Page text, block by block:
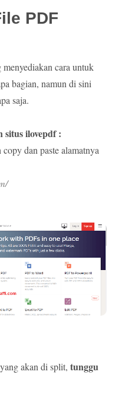
PDF
menyediakan cara untuk
bagian, namun di sini
saja.
situs ilovepdf :
dan paste alamatnya
yang akan di split,tunggu